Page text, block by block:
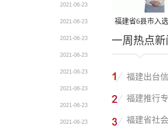
2021-06-23
2021-06-23
2021-06-23
2021-06-23
2021-06-23
2021-06-23
2021-06-23
2021-06-23
福建省6县市入
国县域发展潜力
一周热点新
福建出台
治化新阶段
福建推行
明改革成
福建省社